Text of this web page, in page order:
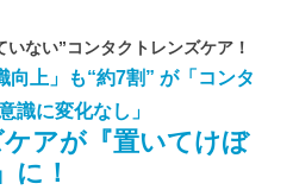
ない”コンタクトレンズケア！
上」も“約7割” が「コンタ
識に変化なし」
アが『置いてけぼ
に！